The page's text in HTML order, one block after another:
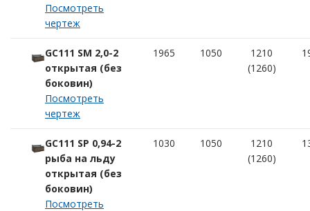
Посмотреть
чертеж
GC111 SM 2,0-2
открытая (без
боковин)
Посмотреть
чертеж
1965 1050
1210
(1260)
GC111 SP 0,94-2
рыба на льду
открытая (без
боковин)
Посмотреть
1030 1050
1210
(1260)